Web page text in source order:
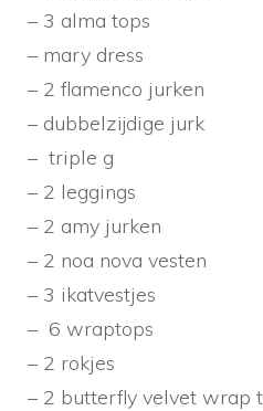
– 3 alma tops
– mary dress
– 2 flamenco jurken
– dubbelzijdige jurk
– triple g
– 2 leggings
– 2 amy jurken
– 2 noa nova vesten
– 3 ikatvestjes
– 6 wraptops
– 2 rokjes
– 2 butterfly velvet wrap